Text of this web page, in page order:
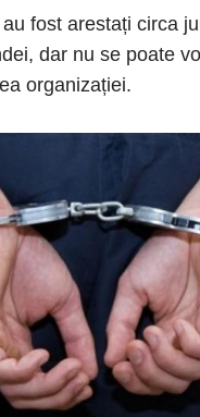
fost arestați circa
dar nu se poate
organizației.